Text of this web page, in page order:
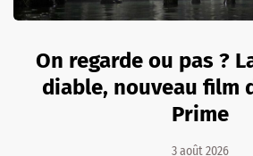
On regarde ou pas ?
diable, nouveau film
Prime
3 août 2026